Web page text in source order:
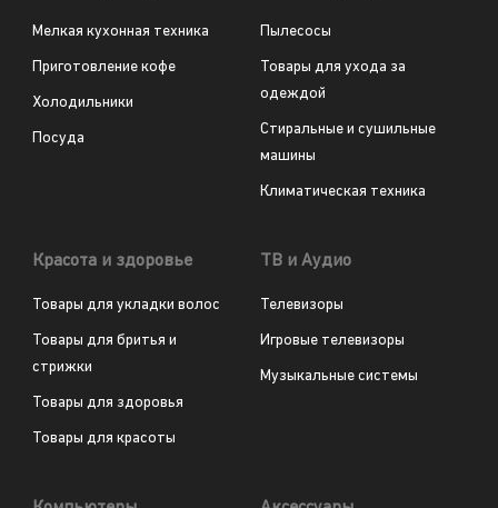
Мелкая кухонная техника
Приготовление кофе
Холодильники
Посуда
Пылесосы
Товары для ухода за
одеждой
Стиральные и сушильные
машины
Климатическая техника
Красота и здоровье
Товары для укладки волос
Товары для бритья и
стрижки
Товары для здоровья
Товары для красоты
ТВ и Аудио
Телевизоры
Игровые телевизоры
Музыкальные системы